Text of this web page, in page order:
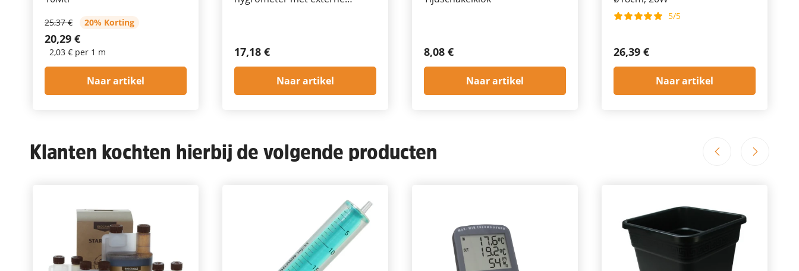
25,37 € 20% Korting
20,29 €
2,03 € per 1 m
Naar artikel
17,18 €
Naar artikel
8,08 €
Naar artikel
5/5
26,39 €
Naar artikel
Klanten kochten hierbij de volgende producten